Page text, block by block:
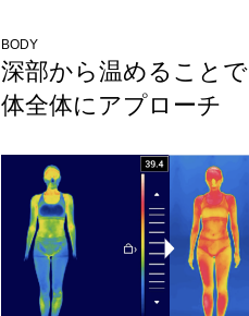
BODY
深部から温めることで
体全体にアプローチ